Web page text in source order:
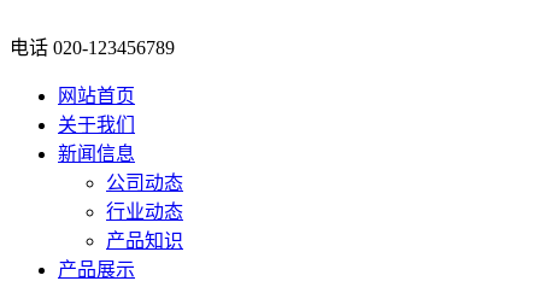
电话 020-123456789
网站首页
关于我们
新闻信息
公司动态
行业动态
产品知识
产品展示